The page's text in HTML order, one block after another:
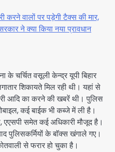
करने वालों पर पड़ेगी टैक्स की मार,
ने क्या किया नया प्रावधान
के चर्चित वसूली केन्द्र यूपी बिहार
शिकायते मिल रही थी। यहां से
आदि का करने की खबरें थी। पुलिस
कई बाईक भी कब्जे में ली है।
एएसपी समेत कई अधिकारी मौजूद है।
पुलिसकर्मियों के बॉक्स खंगाले गए।
से फरार हो चुका है।